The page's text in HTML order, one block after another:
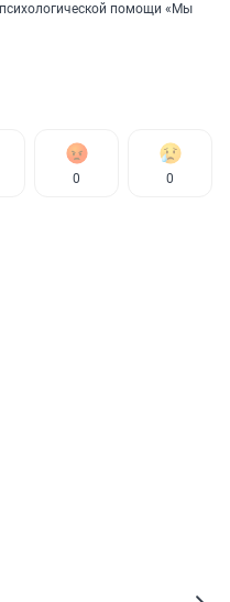
помощи «Мы
0 0